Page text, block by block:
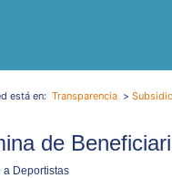
está en: Transparencia >
de
a Deportistas